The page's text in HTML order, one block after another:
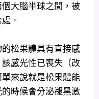
大腦半球之間，被
。
松果體具有直接感
感光性已喪失（改
來說就是松果體能
時候會分泌褪黑激